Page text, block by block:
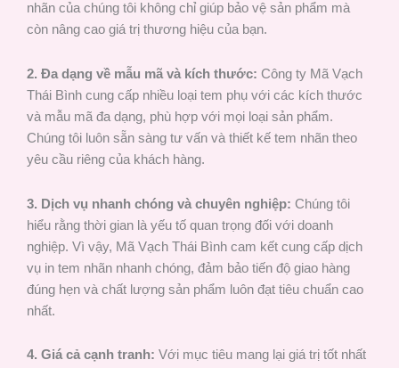
nhãn của chúng tôi không chỉ giúp bảo vệ sản phẩm mà
còn nâng cao giá trị thương hiệu của bạn.
2. Đa dạng về mẫu mã và kích thước: Công ty Mã Vạch
Thái Bình cung cấp nhiều loại tem phụ với các kích thước
và mẫu mã đa dạng, phù hợp với mọi loại sản phẩm.
Chúng tôi luôn sẵn sàng tư vấn và thiết kế tem nhãn theo
yêu cầu riêng của khách hàng.
3. Dịch vụ nhanh chóng và chuyên nghiệp: Chúng tôi
hiểu rằng thời gian là yếu tố quan trọng đối với doanh
nghiệp. Vì vậy, Mã Vạch Thái Bình cam kết cung cấp dịch
vụ in tem nhãn nhanh chóng, đảm bảo tiến độ giao hàng
đúng hẹn và chất lượng sản phẩm luôn đạt tiêu chuẩn cao
nhất.
4. Giá cả cạnh tranh: Với mục tiêu mang lại giá trị tốt nhất